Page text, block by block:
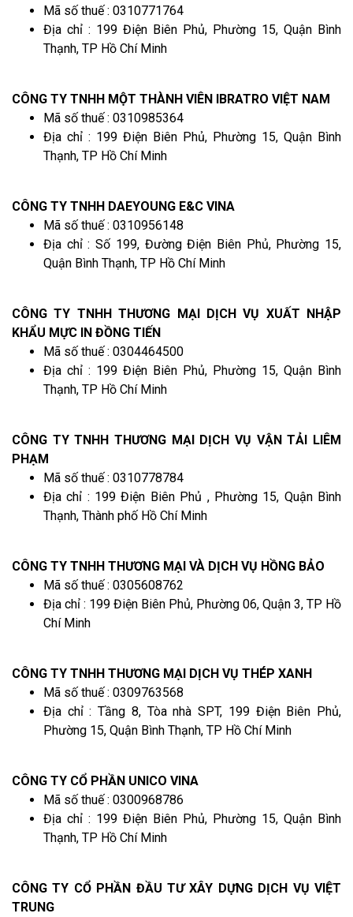
Mã số thuế : 0310771764
Địa chỉ : 199 Điện Biên Phủ, Phường 15, Quận Bình
Thạnh, TP Hồ Chí Minh
CÔNG TY TNHH MỘT THÀNH VIÊN IBRATRO VIỆT NAM
Mã số thuế : 0310985364
Địa chỉ : 199 Điện Biên Phủ, Phường 15, Quận Bình
Thạnh, TP Hồ Chí Minh
CÔNG TY TNHH DAEYOUNG E&C VINA
Mã số thuế : 0310956148
Địa chỉ : Số 199, Đường Điện Biên Phủ, Phường 15,
Quận Bình Thạnh, TP Hồ Chí Minh
CÔNG TY TNHH THƯƠNG MẠI DỊCH VỤ XUẤT NHẬP
KHẨU MỰC IN ĐỒNG TIẾN
Mã số thuế : 0304464500
Địa chỉ : 199 Điện Biên Phủ, Phường 15, Quận Bình
Thạnh, TP Hồ Chí Minh
CÔNG TY TNHH THƯƠNG MẠI DỊCH VỤ VẬN TẢI LIÊM
PHẠM
Mã số thuế : 0310778784
Địa chỉ : 199 Điện Biên Phủ , Phường 15, Quận Bình
Thạnh, Thành phố Hồ Chí Minh
CÔNG TY TNHH THƯƠNG MẠI VÀ DỊCH VỤ HỒNG BẢO
Mã số thuế : 0305608762
Địa chỉ : 199 Điện Biên Phủ, Phường 06, Quận 3, TP Hồ
Chí Minh
CÔNG TY TNHH THƯƠNG MẠI DỊCH VỤ THÉP XANH
Mã số thuế : 0309763568
Địa chỉ : Tầng 8, Tòa nhà SPT, 199 Điện Biên Phủ,
Phường 15, Quận Bình Thạnh, TP Hồ Chí Minh
CÔNG TY CỔ PHẦN UNICO VINA
Mã số thuế : 0300968786
Địa chỉ : 199 Điện Biên Phủ, Phường 15, Quận Bình
Thạnh, TP Hồ Chí Minh
CÔNG TY CỔ PHẦN ĐẦU TƯ XÂY DỰNG DỊCH VỤ VIỆT
TRUNG